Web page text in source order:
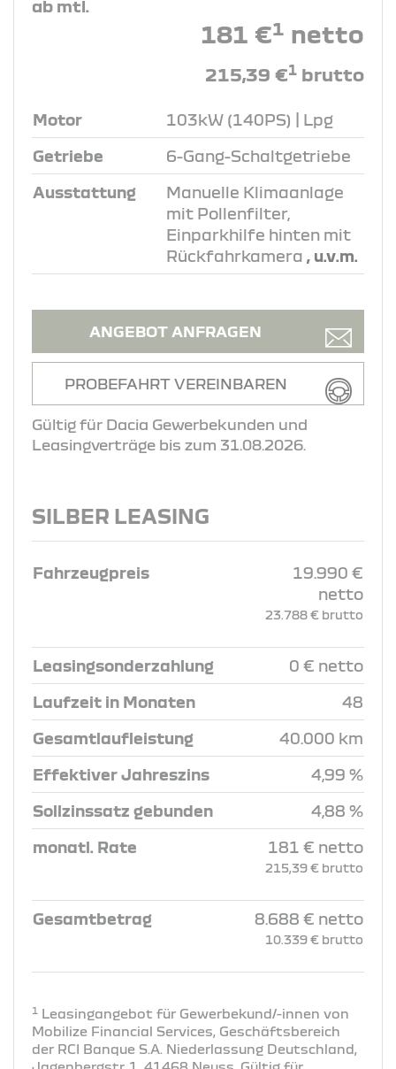
ab mtl.
181 €1 netto
215,39 €1 brutto
Motor 103kW (140PS) | Lpg
Getriebe 6-Gang-Schaltgetriebe
Ausstattung
Manuelle Klimaanlage
mit Pollenfilter,
Einparkhilfe hinten mit
Rückfahrkamera , u.v.m.
ANGEBOT ANFRAGEN
PROBEFAHRT VEREINBAREN
Gültig für Dacia Gewerbekunden und
Leasingverträge bis zum 31.08.2026.
SILBER LEASING
Fahrzeugpreis
19.990 €
netto
23.788 € brutto
Leasingsonderzahlung 0 € netto
Laufzeit in Monaten 48
Gesamtlaufleistung 40.000 km
Effektiver Jahreszins 4,99 %
Sollzinssatz gebunden 4,88 %
monatl. Rate 181 € netto
215,39 € brutto
Gesamtbetrag 8.688 € netto
10.339 € brutto
1 Leasingangebot für Gewerbekund/-innen von
Mobilize Financial Services, Geschäftsbereich
der RCI Banque S.A. Niederlassung Deutschland,